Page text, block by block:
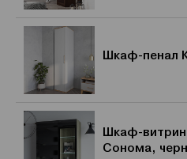
Шкаф-пенал
Шкаф-
Сонома,